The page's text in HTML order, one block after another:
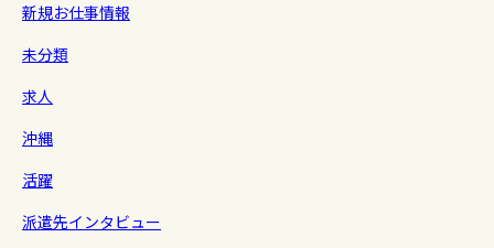
新規お仕事情報
未分類
求人
沖縄
活躍
派遣先インタビュー